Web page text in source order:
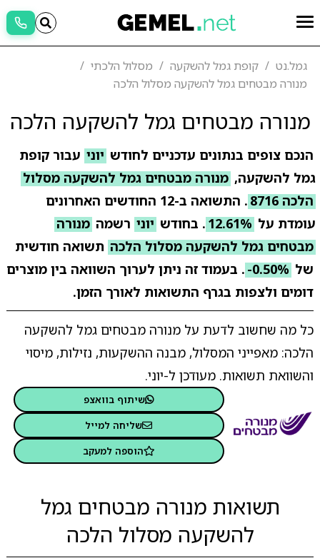
גמל.נט קופת גמל להשקעה
מסלול הלכתי
מנורה מבטחים גמל להשקעה מסלול הלכה
מנורה מבטחים גמל להשקעה הלכה
הנכם צופים בנתונים עדכניים לחודש יוני עבור קופת
גמל להשקעה, מנורה מבטחים גמל להשקעה מסלול
הלכה 8716
. התשואה ב-12 החודשים האחרונים
עומדת על 12.61% . בחודש יוני רשמה מנורה
מבטחים גמל להשקעה מסלול הלכה תשואה חודשית
של -0.50% . בעמוד זה ניתן לערוך השוואה בין מוצרים
דומים ולצפות בגרף התשואות לאורך הזמן.
כל מה שחשוב לדעת על מנורה מבטחים גמל להשקעה
הלכה: מאפייני המסלול, מבנה ההשקעות, נזילות, מיסוי
והשוואת תשואות. מעודכן ל-יוני.
שיתוף בוואצפ
שליחה למייל
הוספה למעקב
תשואות מנורה מבטחים גמל
להשקעה מסלול הלכה